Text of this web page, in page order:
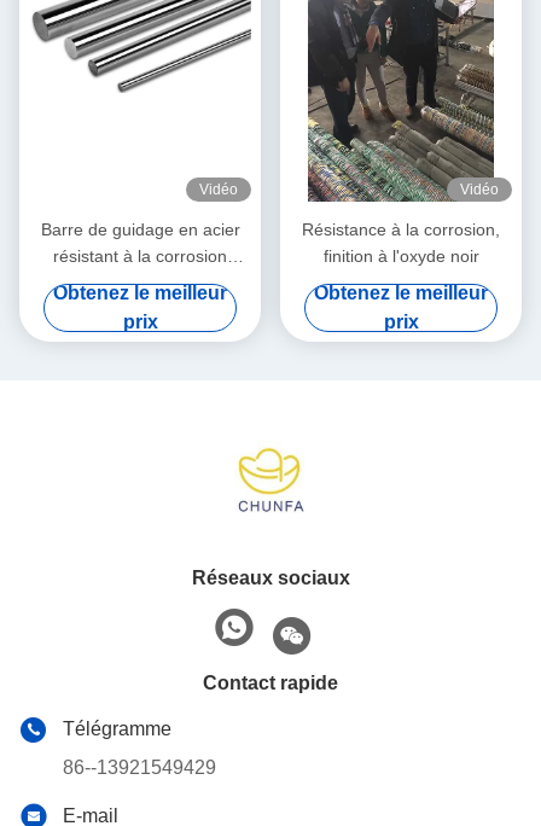
Vidéo
Barre de guidage en acier
résistant à la corrosion
Finition d'oxyde noir
Obtenez le meilleur
prix
Vidéo
Résistance à la corrosion,
finition à l'oxyde noir
Obtenez le meilleur
prix
Réseaux sociaux
Contact rapide
Télégramme
86--13921549429
E-mail